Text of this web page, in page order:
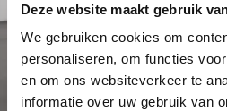
Deze website maakt gebruik
We gebruiken cookies om
personaliseren, om functies
en om ons websiteverkeer te
informatie over uw gebruik van